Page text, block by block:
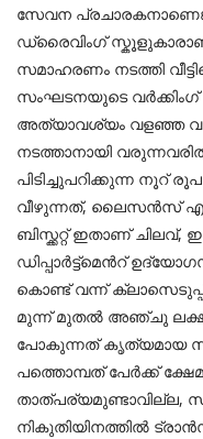
സേവന
ഡ്രൈവിംഗ്
സമാഹരണം നടത്തി
സംഘടനയുടെ
അത്യാവശ്യം വളഞ്ഞ
നടത്താനായി
പിടിച്ചുപറിക്കുന്ന നൂറ്
വീഴുന്നത്, ലൈസൻസ്
ബിസ്ക്കറ്റ് ഇതാണ്
ഡിപ്പാർട്ട്മെൻറ്
കൊണ്ട് വന്ന്
മുന്ന് മുതൽ അഞ്ചു ലക്ഷം
പോകുന്നത് കൃത്യമായ
പത്തൊമ്പത് പേർക്ക്
താത്പര്യമുണ്ടാവില്ല,
നികുതിയിനത്തിൽ